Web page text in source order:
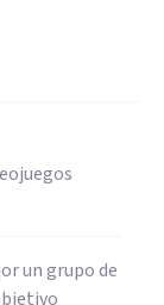
un grupo de